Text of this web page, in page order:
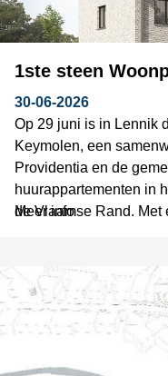
1ste steen
30-06-2026
Op 29 juni is in Lennik
Keymolen, een
Providentia en de
huurappartementen in
de Vlaamse Rand. Met
Meer info